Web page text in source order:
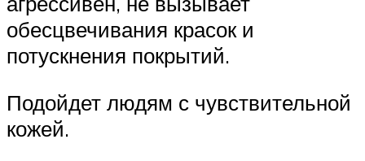
обесцвечивания красок и
потускнения покрытий.
Подойдет людям с чувствительной
кожей.